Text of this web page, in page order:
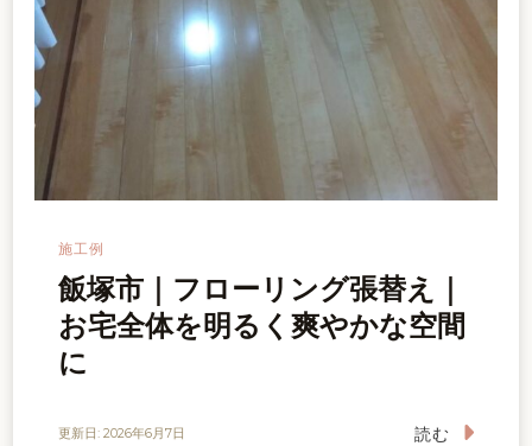
施工例
飯塚市｜フローリング張替え｜
お宅全体を明るく爽やかな空間
に
更新日: 2026年6月7日 読む